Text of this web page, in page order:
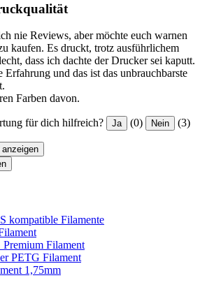
nie Reviews, aber möchte euch warnen
kaufen. Es druckt, trotz ausführlichem
dass ich dachte der Drucker sei kaputt.
Erfahrung und das ist das unbrauchbarste
Farben davon.
für dich hilfreich? Ja (0) Nein (3)
kompatible Filamente
Filament
PETG Filament
1,75mm